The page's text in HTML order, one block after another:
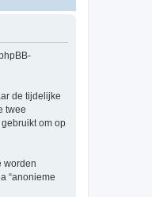
de tijdelijke
twee
om op
worden
“anonieme